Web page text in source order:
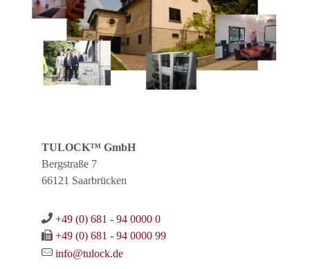
TULOCK™ GmbH
Bergstraße 7
66121 Saarbrücken
+49 (0) 681 - 94 0000 0
+49 (0) 681 - 94 0000 99
info@tulock.de